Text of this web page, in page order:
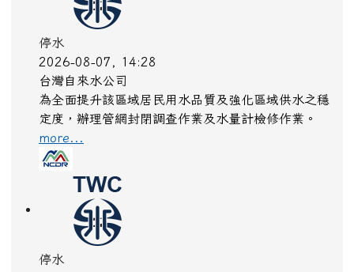
停水
2026-08-07, 14:28
台灣自來水公司
為全面提升該區域居民用水品質及強化區域供水之穩
定度，辦理管網封閉調查作業及水量計檢修作業。
more...